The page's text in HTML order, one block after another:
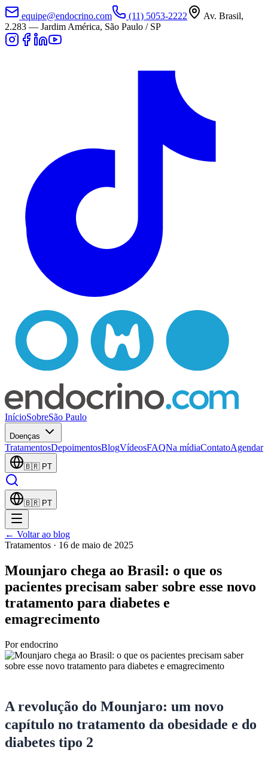
equipe@endocrino.com (11) 5053-2222
Av. Brasil,
2.283 — Jardim América, São Paulo / SP
InícioSobreSão Paulo
Doenças
TratamentosDepoimentosBlogVídeosFAQNa mídiaContatoAgendar
🇧🇷 PT
🇧🇷 PT
← Voltar ao blog
Tratamentos · 16 de maio de 2025
Mounjaro chega ao Brasil: o que os
pacientes precisam saber sobre esse novo
tratamento para diabetes e
emagrecimento
Porendocrino
A revolução do Mounjaro: um novo
capítulo no tratamento da obesidade e do
diabetes tipo 2